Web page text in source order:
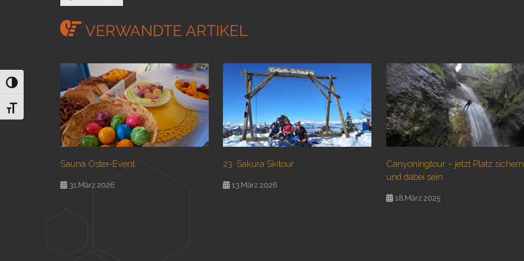
Umschalten auf hohe Kontraste
Schrift vergrößern
VERWANDTE ARTIKEL
Sauna Oster-Event
31.März 2026
23. Sakura Skitour
13.März 2026
Canyoningtour – jetzt Platz sichern
und dabei sein
18.März 2025